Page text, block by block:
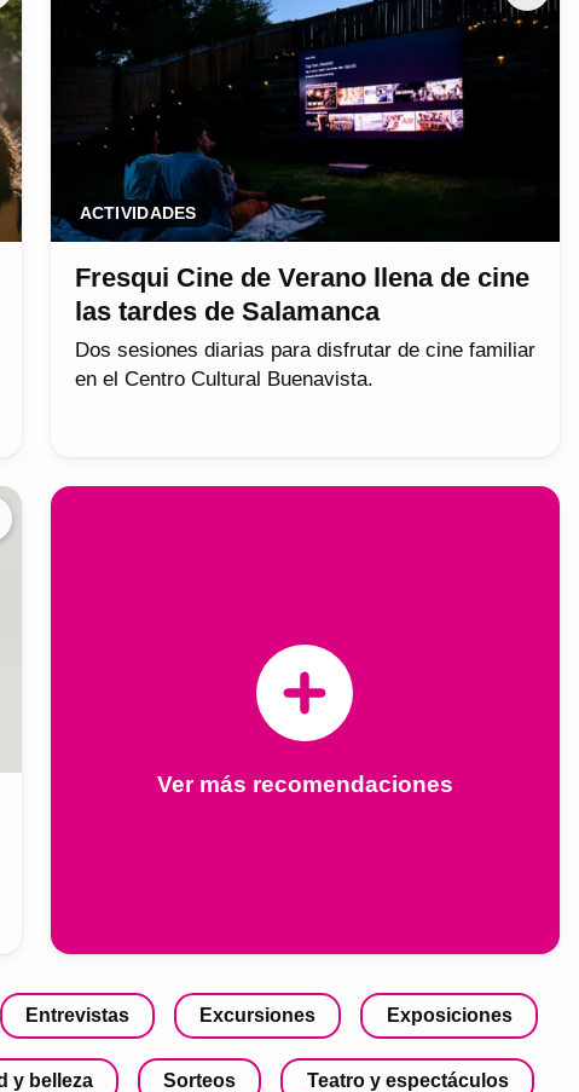
ACTIVIDADES
Fresqui Cine de Verano llena de cine
las tardes de Salamanca
Dos sesiones diarias para disfrutar de cine familiar
en el Centro Cultural Buenavista.
Ver más recomendaciones
Entrevistas Excursiones Exposiciones
y belleza Sorteos Teatro y espectáculos